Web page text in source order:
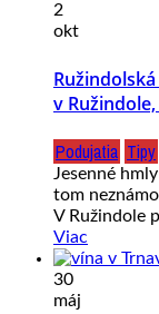
2
okt
v
Podujatia Tipy
Jesenné
tom
V Ružindole
Viac
30
máj